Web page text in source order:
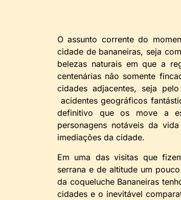
O assunto corrente do
cidade de bananeiras, seja
belezas naturais em que a
centenárias não somente
cidades adjacentes, seja
acidentes geográficos
definitivo que os move a
personagens notáveis da
imediações da cidade.
Em uma das visitas que
serrana e de altitude um
da coqueluche Bananeiras
cidades e o inevitável